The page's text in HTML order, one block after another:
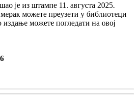
је из штампе 11. августа 2025.
можете преузети у библиотеци
можете погледати на овој